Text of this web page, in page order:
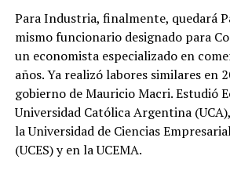
Para Industria, finalmente, quedará
mismo funcionario designado para
un economista especializado en
años. Ya realizó labores similares en
gobierno de Mauricio Macri. Estudió
Universidad Católica Argentina
la Universidad de Ciencias
(UCES) y en la UCEMA.